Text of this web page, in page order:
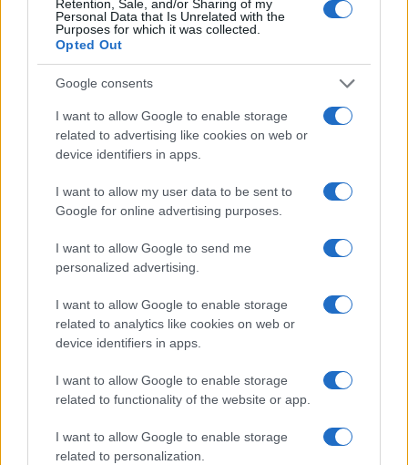
Retention, Sale, and/or Sharing of my
Personal Data that Is Unrelated with the
Purposes for which it was collected.
Opted Out
Google consents
I want to allow Google to enable storage
related to advertising like cookies on web or
device identifiers in apps.
I want to allow my user data to be sent to
Google for online advertising purposes.
I want to allow Google to send me
personalized advertising.
I want to allow Google to enable storage
related to analytics like cookies on web or
device identifiers in apps.
I want to allow Google to enable storage
related to functionality of the website or app.
I want to allow Google to enable storage
related to personalization.
Marta Ruiz · 6 Ago 2026
Diferencias entre análisis técnico y fundamental: cuándo
aplicar cada método